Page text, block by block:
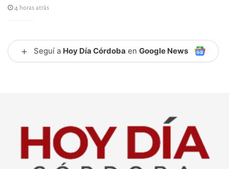
4 horas atrás
+ Seguí a Hoy Día Córdoba en Google News